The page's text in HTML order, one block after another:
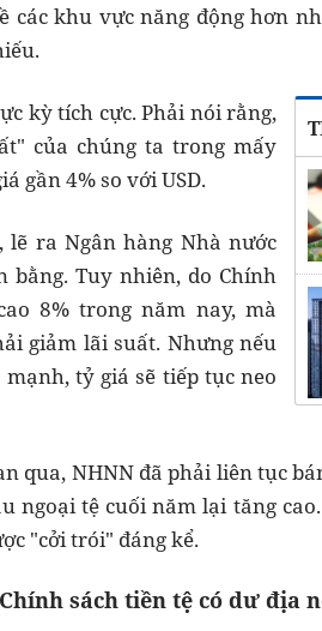
các khu vực năng động hơn
kỳ tích cực. Phải nói rằng,
của chúng ta trong mấy
gần 4% so với USD.
ra Ngân hàng Nhà nước
bằng. Tuy nhiên, do Chính
8% trong năm nay, mà
giảm lãi suất. Nhưng nếu
tỷ giá sẽ tiếp tục neo
qua, NHNN đã phải liên tục
ngoại tệ cuối năm lại tăng
"cởi trói" đáng kể.
Chính sách tiền tệcó dư địa